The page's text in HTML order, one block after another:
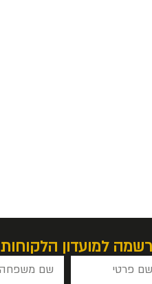
למועדון הלקוחות